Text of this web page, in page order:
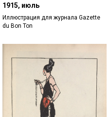
1915, июль
Иллюстрация для журнала Gazette
du Bon Ton